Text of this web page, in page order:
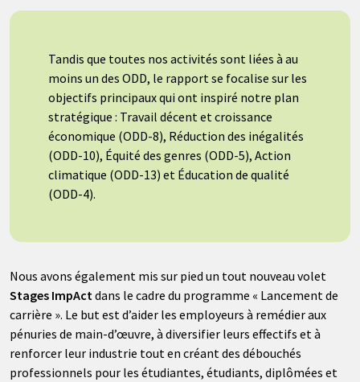
Tandis que toutes nos activités sont liées à au
moins un des ODD, le rapport se focalise sur les
objectifs principaux qui ont inspiré notre plan
stratégique : Travail décent et croissance
économique (ODD-8), Réduction des inégalités
(ODD-10), Équité des genres (ODD-5), Action
climatique (ODD-13) et Éducation de qualité
(ODD-4).
Nous avons également mis sur pied un tout nouveau volet
Stages ImpAct dans le cadre du programme « Lancement de
carrière ». Le but est d’aider les employeurs à remédier aux
pénuries de main-d’œuvre, à diversifier leurs effectifs et à
renforcer leur industrie tout en créant des débouchés
professionnels pour les étudiantes, étudiants, diplômées et